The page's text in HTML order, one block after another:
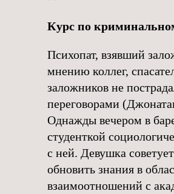
Курс по
Психопат, взявший
мнению коллег,
заложников не
переговорами
Однажды вечером в
студенткой
с ней. Девушка
обновить знания в
взаимоотношений с